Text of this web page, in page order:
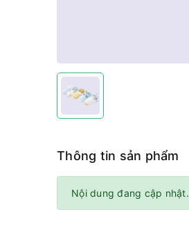
Thông tin sản phẩm
Nội dung đang cập nhật.